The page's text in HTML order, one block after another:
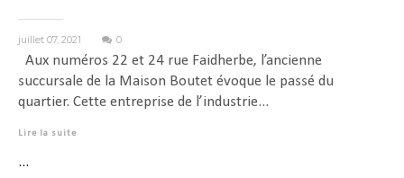
juillet 07, 2021 0
Aux numéros 22 et 24 rue Faidherbe, l’ancienne
succursale de la Maison Boutet évoque le passé du
quartier. Cette entreprise de l’industrie...
Lire la suite
...